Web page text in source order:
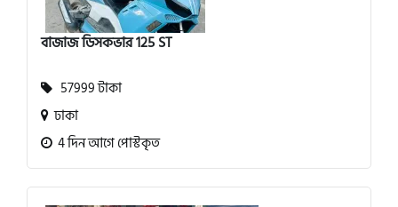
বাজাজ ডিসকভার 125 ST
57999 টাকা
ঢাকা
4 দিন আগে পোস্টকৃত